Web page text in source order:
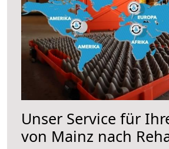
Unser Service für
von Mainz nach